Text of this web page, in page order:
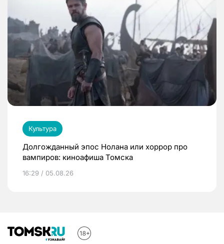
Культура
Долгожданный эпос Нолана или хоррор про
вампиров: киноафиша Томска
16:29 / 05.08.26